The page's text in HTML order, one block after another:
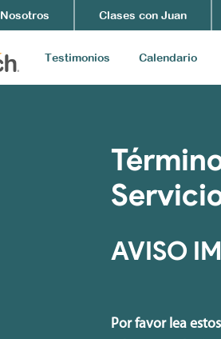
Nosotros Clases con Juan
Testimonios Calendario
AVISO
Por favor lea